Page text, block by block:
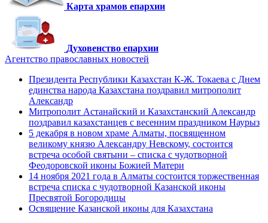
Карта храмов епархии
Духовенство епархии
Агентство православных новостей
Президента Республики Казахстан К-Ж. Токаева с Днем
единства народа Казахстана поздравил митрополит
Александр
Митрополит Астанайский и Казахстанский Александр
поздравил казахстанцев с весенним праздником Наурыз
5 декабря в новом храме Алматы, посвященном
великому князю Александру Невскому, состоится
встреча особой святыни – списка с чудотворной
Феодоровской иконы Божией Матери
14 ноября 2021 года в Алматы состоится торжественная
встреча списка с чудотворной Казанской иконы
Пресвятой Богородицы
Освящение Казанской иконы для Казахстана